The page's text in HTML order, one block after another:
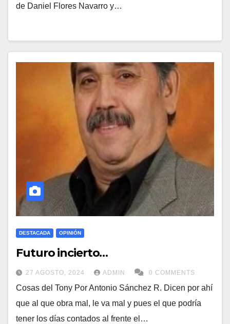
de Daniel Flores Navarro y…
DESTACADA OPINIÓN
Futuro incierto…
27 AGOSTO, 2024 ADMIN 0 COMMENTS
Cosas del Tony Por Antonio Sánchez R. Dicen por ahí
que al que obra mal, le va mal y pues el que podría
tener los días contados al frente el…